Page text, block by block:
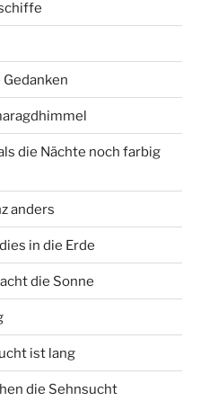
die Nächte noch farbig
anders
in die Erde
die Sonne
ist lang
die Sehnsucht